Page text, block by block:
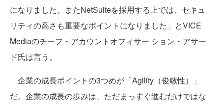
になりました。またNetSuiteを採用する上では、セキュ
リティの高さも重要なポイントになりました」とVICE
Mediaのチーフ・アカウントオフィサー ション・アサー
ド氏は言う。
企業の成長ポイントの3つめが「Agility（俊敏性）」
だ。企業の成長の歩みは、ただまっすぐ進むだけではな